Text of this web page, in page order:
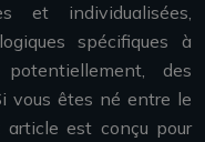
et individualisées,
spécifiques à
des
vous êtes né entre le
est conçu pour